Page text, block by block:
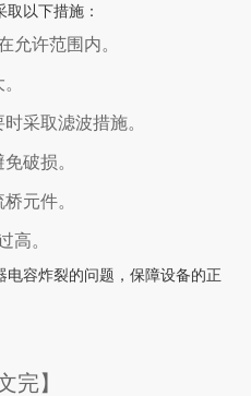
以下措施：
允许范围内。
采取滤波措施。
破损。
元件。
高。
容炸裂的问题，保障设备的正
完】